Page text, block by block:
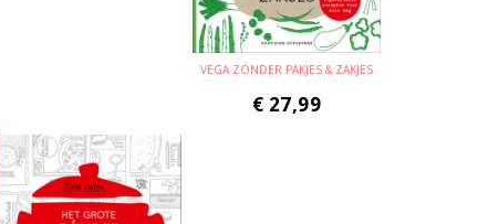
VEGA ZÓNDER PAKJES & ZAKJES
€ 27,99